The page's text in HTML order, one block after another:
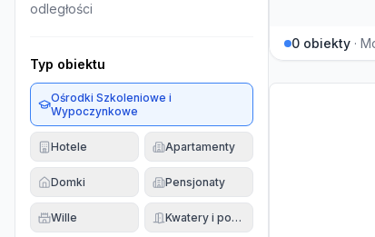
odległości
Typ obiektu
Ośrodki Szkoleniowe i
Wypoczynkowe
Hotele Apartamenty
Domki Pensjonaty
Wille Kwatery i pokoje
0 obiekty ·